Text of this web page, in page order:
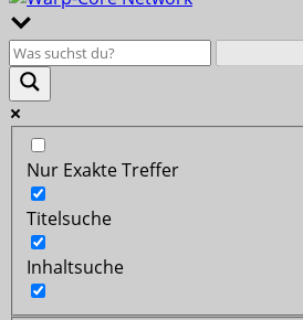
Nur Exakte Treffer
Titelsuche
Inhaltsuche